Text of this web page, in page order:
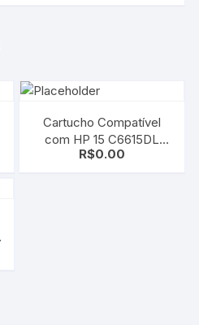
Cartucho Compatível
com HP 15 C6615DL
Black | Deskjet 810/ 812/
R$0.00